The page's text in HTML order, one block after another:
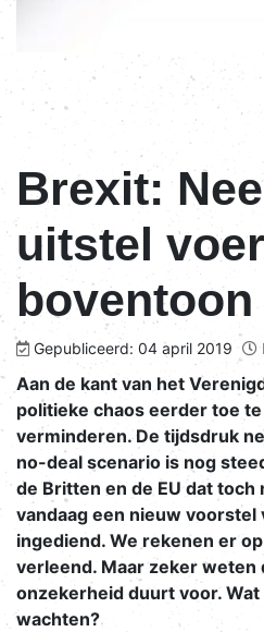
Brexit:
uitstel
boventoon
Gepubliceerd: 04 april 2019
Aan de kant van het
politieke chaos eerder toe
verminderen. De tijdsdruk
no-deal scenario is nog
de Britten en de EU dat toch
vandaag een nieuw
ingediend. We rekenen er
verleend. Maar zeker weten
onzekerheid duurt voor.
wachten?